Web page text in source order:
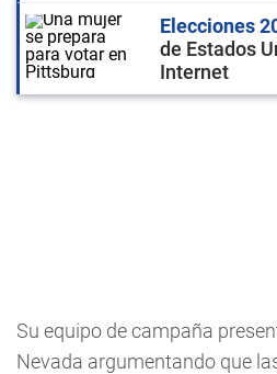
Elecciones
de Estados
Internet
Su equipo de campaña
Nevada argumentando que